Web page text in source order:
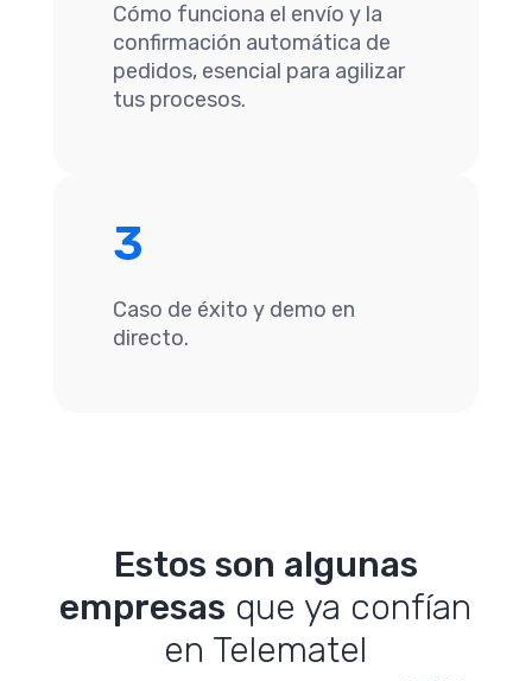
Cómo funciona el envío y la
confirmación automática de
pedidos, esencial para agilizar
tus procesos.
3
Caso de éxito y demo en
directo.
Estos son algunas
empresas que ya confían
en Telematel